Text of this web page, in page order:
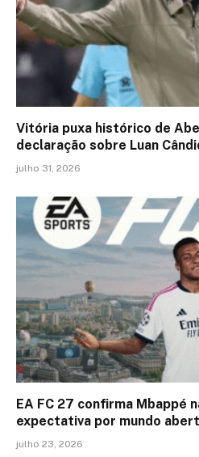
Vitória puxa histórico de
declaração sobre Luan
julho 31, 2026
EA FC 27 confirma Mbappé
expectativa por mundo
julho 23, 2026